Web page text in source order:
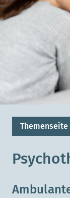
Themenseite